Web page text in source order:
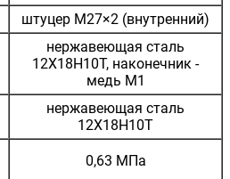
штуцер М27×2 (внутренний)
нержавеющая сталь
12Х18Н10Т, наконечник -
медь М1
нержавеющая сталь
12Х18Н10Т
0,63 МПа